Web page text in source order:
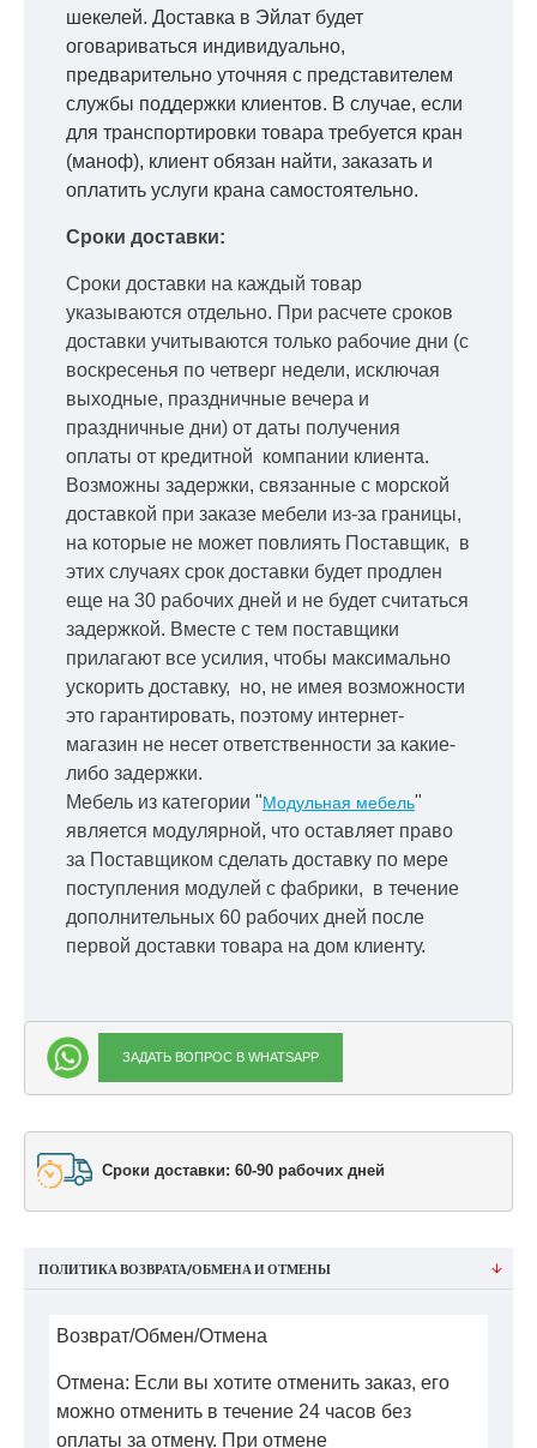
шекелей. Доставка в Эйлат будет
оговариваться индивидуально,
предварительно уточняя с представителем
службы поддержки клиентов. В случае, если
для транспортировки товара требуется кран
(маноф), клиент обязан найти, заказать и
оплатить услуги крана самостоятельно.
Сроки доставки:
Сроки доставки на каждый товар
указываются отдельно. При расчете сроков
доставки учитываются только рабочие дни (с
воскресенья по четверг недели, исключая
выходные, праздничные вечера и
праздничные дни) от даты получения
оплаты от кредитной компании клиента.
Возможны задержки, связанные с морской
доставкой при заказе мебели из-за границы,
на которые не может повлиять Поставщик, в
этих случаях срок доставки будет продлен
еще на 30 рабочих дней и не будет считаться
задержкой. Вместе с тем поставщики
прилагают все усилия, чтобы максимально
ускорить доставку, но, не имея возможности
это гарантировать, поэтому интернет-
магазин не несет ответственности за какие-
либо задержки.
Мебель из категории "Модульная мебель"
является модулярной, что оставляет право
за Поставщиком сделать доставку по мере
поступления модулей с фабрики, в течение
дополнительных 60 рабочих дней после
первой доставки товара на дом клиенту.
ЗАДАТЬ ВОПРОС В WHATSAPP
Сроки доставки: 60-90 рабочих дней
ПОЛИТИКА ВОЗВРАТА/ОБМЕНА И ОТМЕНЫ
Возврат/Обмен/Отмена
Отмена: Если вы хотите отменить заказ, его
можно отменить в течение 24 часов без
оплаты за отмену. При отмене